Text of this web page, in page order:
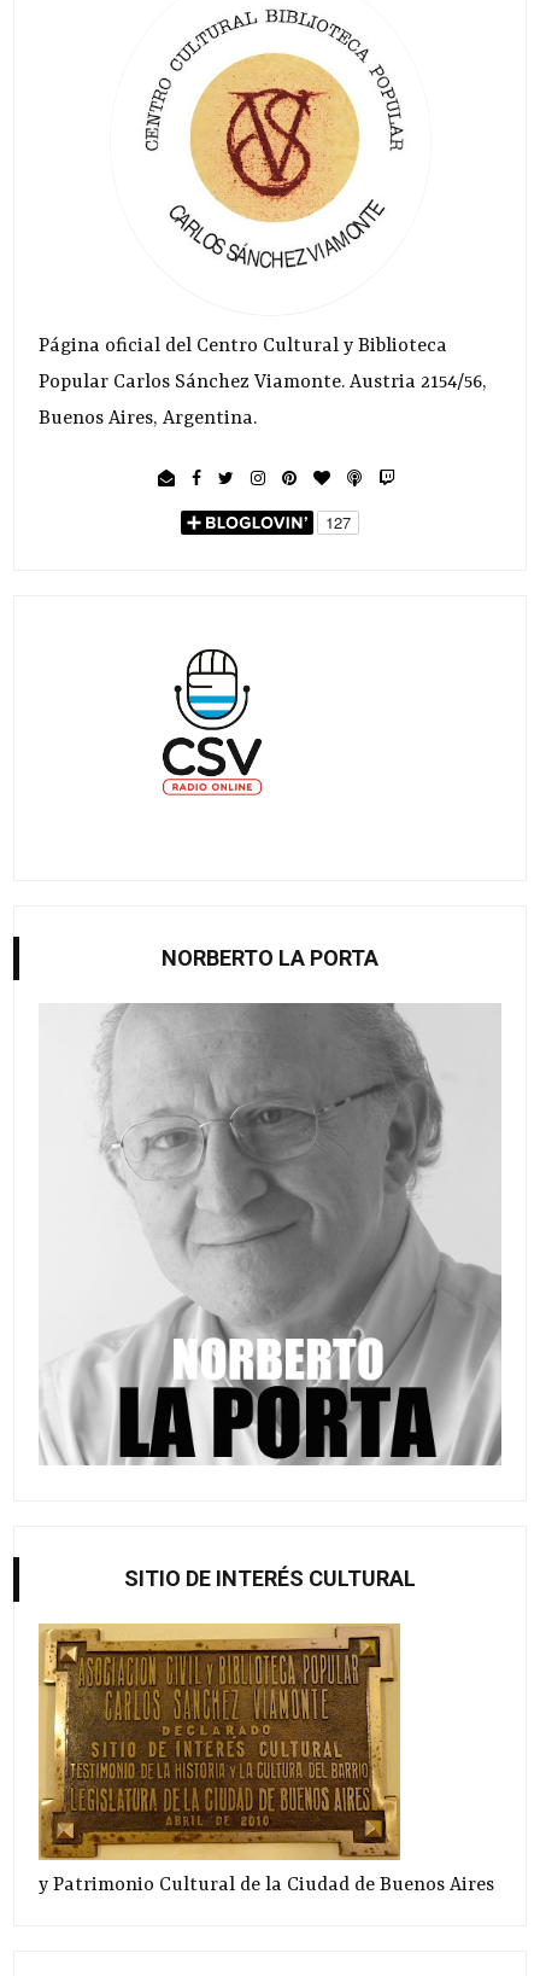
Página oficial del Centro Cultural y Biblioteca
Popular Carlos Sánchez Viamonte. Austria 2154/56,
Buenos Aires, Argentina.
NORBERTO LA PORTA
SITIO DE INTERÉS CULTURAL
y Patrimonio Cultural de la Ciudad de Buenos Aires